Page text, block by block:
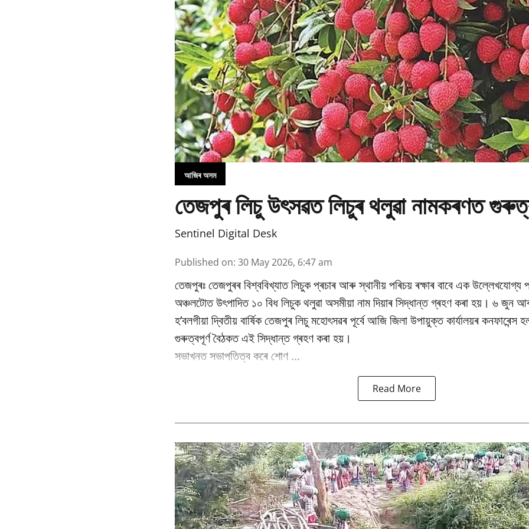
আজিৰ অসম
তেজপুৰ লিচু উৎসৱত লিচুৰ থলুৱা নামকৰণত
Sentinel Digital Desk
Published on: 30 May 2026, 6:47 am
তেজপুৰঃ তেজপুৰৰ বিশ্ববিখ্যাত লিচুক প্ৰচাৰ আৰু স্থানীয় পৰিচয় ৰক্ষাৰ বাবে এক উল্লেখযোগ্য
অঞ্চলটোত উৎপাদিত ১০ বিধ লিচুক থলুৱা অসমীয়া নাম দিয়াৰ সিদ্ধান্ত গ্ৰহণ কৰা হয়। ৬ জুন
হ’বলগীয়া দ্বিতীয় বাৰ্ষিক তেজপুৰ লিচু মহোৎসৱৰ পূৰ্বে আজি জিলা উপায়ুক্ত কাৰ্যালয়ৰ
গুৰুত্বপূৰ্ণ বৈঠকত এই সিদ্ধান্ত গ্ৰহণ কৰা হয়।
সভাখনত সভাপতিত্ব কৰে শোণ ...
Read More